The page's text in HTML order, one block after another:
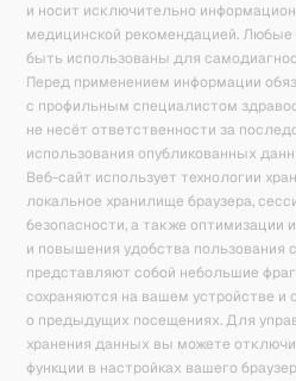
и носит исключительно
медицинской рекомендацией.
быть использованы для
Перед применением информации
с профильным специалистом
не несёт ответственности за
использования опубликованных
Веб-сайт использует технологии
локальное хранилище браузера,
безопасности, а также оптимизации
и повышения удобства пользования
представляют собой небольшие
сохраняются на вашем устройстве
о предыдущих посещениях. Для
хранения данных вы можете
функции в настройках вашего